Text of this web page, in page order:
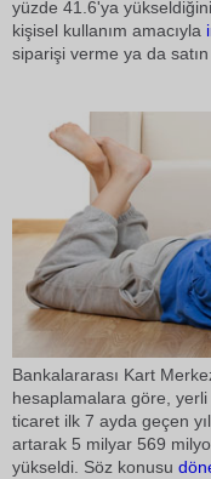
yüzde 41.6'ya
kişisel kullanım amacıyla
siparişi verme ya da
Bankalararası Kart
hesaplamalara göre, yerli
ticaret ilk 7 ayda geçen
artarak 5 milyar 569
yükseldi. Söz konusu